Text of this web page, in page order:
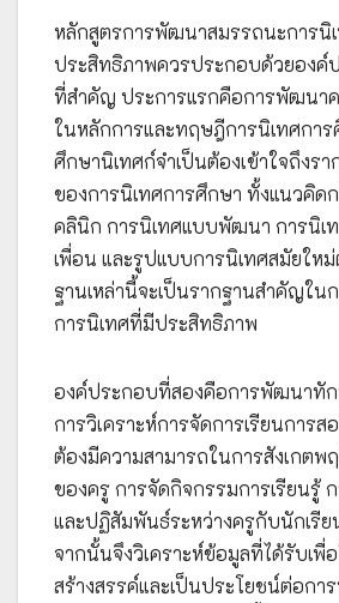
หลักสูตรการพัฒนาสมรรถนะการนิ
ประสิทธิภาพควรประกอบด้วยองค์
ที่สำคัญ ประการแรกคือการพัฒนาค
ในหลักการและทฤษฎีการนิเทศการ
ศึกษานิเทศก์จำเป็นต้องเข้าใจถึงร
ของการนิเทศการศึกษา ทั้งแนวคิด
คลินิก การนิเทศแบบพัฒนา การนิเ
เพื่อน และรูปแบบการนิเทศสมัยให
ฐานเหล่านี้จะเป็นรากฐานสำคัญใ
การนิเทศที่มีประสิทธิภาพ
องค์ประกอบที่สองคือการพัฒนาทัก
การวิเคราะห์การจัดการเรียนการ
ต้องมีความสามารถในการสังเกตพ
ของครู การจัดกิจกรรมการเรียนรู้
และปฏิสัมพันธ์ระหว่างครูกับนักเรีย
จากนั้นจึงวิเคราะห์ข้อมูลที่ได้รับเพื่
สร้างสรรค์และเป็นประโยชน์ต่อก